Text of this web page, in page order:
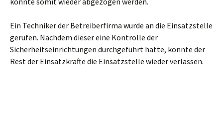
Ein Techniker der Betreiberfirma wurde an die Einsatzstelle
gerufen. Nachdem dieser eine Kontrolle der
Sicherheitseinrichtungen durchgeführt hatte, konnte der
Rest der Einsatzkräfte die Einsatzstelle wieder verlassen.